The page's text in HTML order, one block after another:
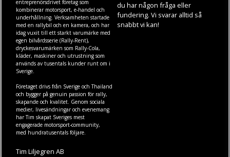
entreprenörsdrivet företag som
kombinerar motorsport, e-handel och
underhållning. Verksamheten startade
med en rallybil och en kamera, och har
idag vuxit till ett starkt varumärke med
egen bilvårdsserie (Rally-Rent),
dryckesvarumärken som Rally-Cola,
kläder, maskineroch utrustning som
används av tusentals kunder runt om i
Sverige.
Företaget drivs från Sverige och Thailand
och bygger på genuin passion för rally,
skapande och kvalitet. Genom sociala
medier, livesändningar och evenemang
har Tim skapat Sveriges mest
engagerade motorsport-community,
med hundratusentals följare.
Tim Liljegren AB
du har någon fråga eller
fundering. Vi svarar alltid så
snabbt vi kan!